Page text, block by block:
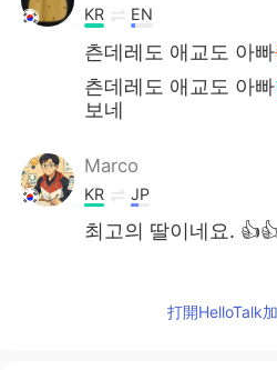
KR EN
츤데레도 애교도 아빠
츤데레도 애교도 아빠
보네
Marco
KR JP
최고의 딸이네요.
打開HelloTalk